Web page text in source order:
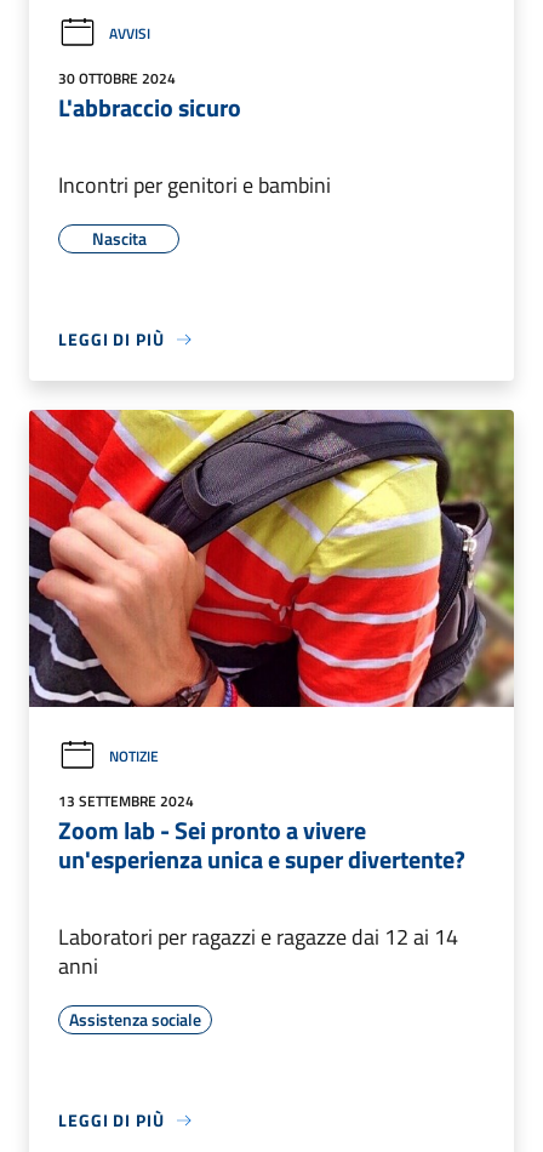
AVVISI
30 OTTOBRE 2024
L'abbraccio sicuro
Incontri per genitori e bambini
Nascita
LEGGI DI PIÙ
NOTIZIE
13 SETTEMBRE 2024
Zoom lab - Sei pronto a vivere
un'esperienza unica e super divertente?
Laboratori per ragazzi e ragazze dai 12 ai 14
anni
Assistenza sociale
LEGGI DI PIÙ